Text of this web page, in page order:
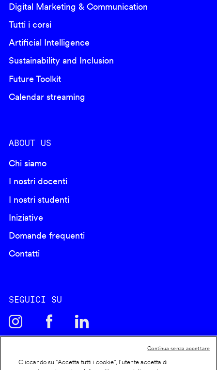
Digital Marketing & Communication
Tutti i corsi
Artificial Intelligence
Sustainability and Inclusion
Future Toolkit
Calendar streaming
ABOUT US
Chi siamo
I nostri docenti
I nostri studenti
Iniziative
Domande frequenti
Contatti
SEGUICI SU
Cliccando su “Accetta tutti i cookie”, l'utente accetta di
Continua senza accettare